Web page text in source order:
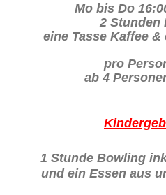
Mo bis Do
2 Stunden
eine Tasse Kaffee
pro
ab 4
1 Stunde Bowling
und ein Essen aus